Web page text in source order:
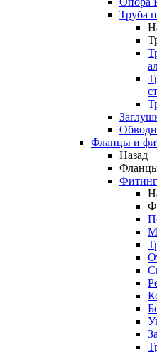
Труба
Фланцы и
Назад